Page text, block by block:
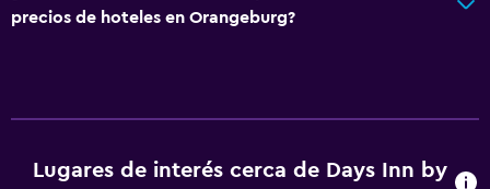
Piscina
precios de hoteles en Orangeburg?
Lugares de interés cerca de Days Inn by